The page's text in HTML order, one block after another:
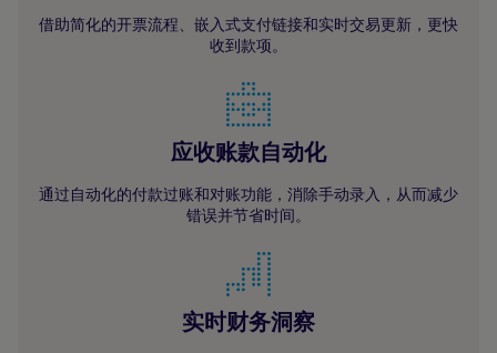
借助简化的开票流程、嵌入式支付链接和实时交易更新，更快
收到款项。
应收账款自动化
通过自动化的付款过账和对账功能，消除手动录入，从而减少
错误并节省时间。
实时财务洞察